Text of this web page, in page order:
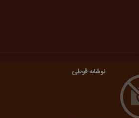
نوشابه قوطی